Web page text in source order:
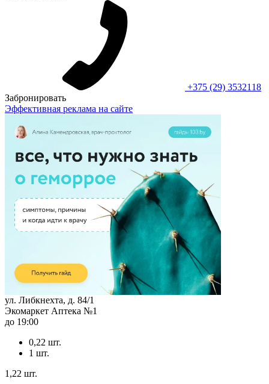
+375 (29) 3532118
Забронировать
Эффективная реклама на сайте
ул. Либкнехта, д. 84/1
Экомаркет Аптека №1
до 19:00
0,22 шт.
1 шт.
1,22 шт.